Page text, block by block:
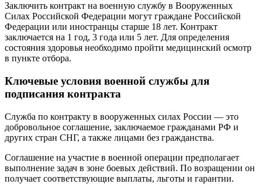
Заключить контракт на военную службу в Вооруженных
Силах Российской Федерации могут граждане Российской
Федерации или иностранцы старше 18 лет. Контракт
заключается на 1 год, 3 года или 5 лет. Для определения
состояния здоровья необходимо пройти медицинский осмотр
в пункте отбора.
Ключевые условия военной службы для
подписания контракта
Служба по контракту в вооруженных силах России — это
добровольное соглашение, заключаемое гражданами РФ и
других стран СНГ, а также лицами без гражданства.
Соглашение на участие в военной операции предполагает
выполнение задач в зоне боевых действий. По возращении он
получает соответствующие выплаты, льготы и гарантии.